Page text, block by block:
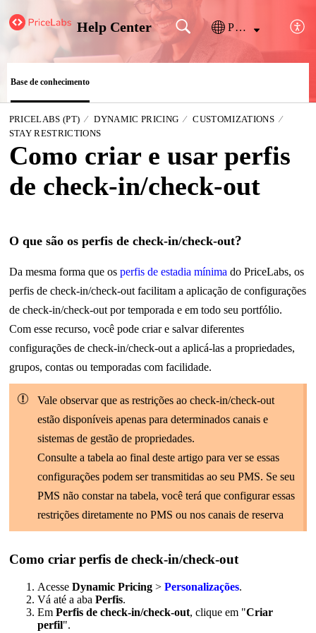
Help Center Português
Base de conhecimento
PRICELABS (PT) DYNAMIC PRICING
CUSTOMIZATIONS
STAY RESTRICTIONS
Como criar e usar perfis
de check-in/check-out
O que são os perfis de check-in/check-out?
Da mesma forma que os perfis de estadia mínima do PriceLabs, os
perfis de check-in/check-out facilitam a aplicação de configurações
de check-in/check-out por temporada e em todo seu portfólio.
Com esse recurso, você pode criar e salvar diferentes
configurações de check-in/check-out a aplicá-las a propriedades,
grupos, contas ou temporadas com facilidade.
Vale observar que as restrições ao check-in/check-out
estão disponíveis apenas para determinados canais e
sistemas de gestão de propriedades.
Consulte a tabela ao final deste artigo para ver se essas
configurações podem ser transmitidas ao seu PMS. Se seu
PMS não constar na tabela, você terá que configurar essas
restrições diretamente no PMS ou nos canais de reserva
Como criar perfis de check-in/check-out
Acesse Dynamic Pricing> Personalizações.
Vá até a aba Perfis.
Em Perfis de check-in/check-out, clique em "Criar
perfil".